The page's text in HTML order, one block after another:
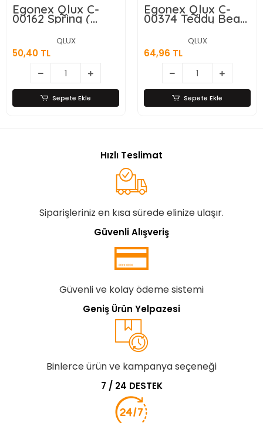
Egonex Qlux C-
00162 Spring (
Pipetli ) ( Cam =
Meyve Desenli )
Kavanoz Bardak (
380cc ) ( Renkli
Plastik Kapak &
Pipet )*20=k
QLUX
50,40 TL
Sepete Ekle
Egonex Qlux C-
00374 Teddy Bear
( Kulplu ) ( Pipetli )
( Cam ) Bardak (
Ayıcık Resimli &
Figürlü ) (renkli
Plastik Kapak) (
370cc )*20=k
QLUX
64,96 TL
Sepete Ekle
Hızlı Teslimat
Siparişleriniz en kısa sürede elinize ulaşır.
Güvenli Alışveriş
Güvenli ve kolay ödeme sistemi
Geniş Ürün Yelpazesi
Binlerce ürün ve kampanya seçeneği
7 / 24 DESTEK